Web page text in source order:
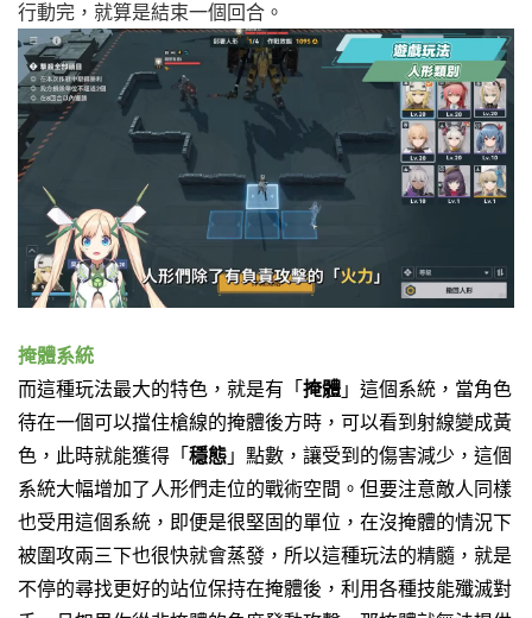
行動完，就算是結束一個回合。
掩體系統
而這種玩法最大的特色，就是有「 掩體 」這個系統， 當角色
待在一個可以擋住槍線的掩體後方時， 可以看到射線變成黃
色， 此時就能獲得「 穩態 」點數，讓受到的傷害減少， 這個
系統大幅增加了人形們走位的戰術空間。 但要注意敵人同樣
也受用這個系統， 即便是很堅固的單位，在沒掩體的情況下
被圍攻兩三下也很快就會蒸發， 所以這種玩法的精髓，就是
不停的尋找更好的站位保持在掩體後， 利用各種技能殲滅對